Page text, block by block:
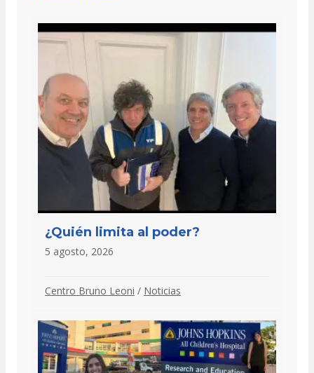
¿Quién limita al poder?
5 agosto, 2026
Centro Bruno Leoni / Noticias